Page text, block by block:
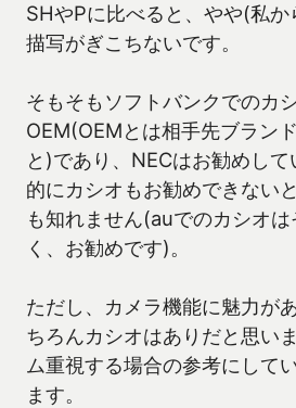
SHやPに比べると、やや(私
描写がぎこちないです。
そもそもソフトバンクでのカ
OEM(OEMとは相手先ブラン
と)であり、NECはお勧めし
的にカシオもお勧めできない
も知れません(auでのカシオ
く、お勧めです)。
ただし、カメラ機能に魅力が
ちろんカシオはありだと思い
ム重視する場合の参考にして
ます。